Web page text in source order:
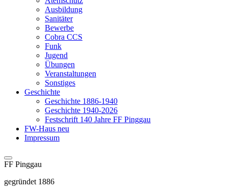
Ausbildung
Sanitäter
Bewerbe
Cobra CCS
Funk
Jugend
Übungen
Veranstaltungen
Sonstiges
Geschichte
Geschichte 1886-1940
Geschichte 1940-2026
Festschrift 140 Jahre FF Pinggau
FW-Haus neu
Impressum
FF Pinggau
gegründet 1886